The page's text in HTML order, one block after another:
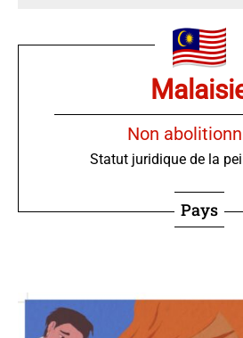
Non
Statut juridique de la
Pays